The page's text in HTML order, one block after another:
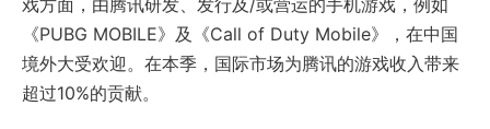
戏方面，由腾讯研发、发行及/或营运的手机游戏，例如
《PUBG MOBILE》及《Call of Duty Mobile》，在中国
境外大受欢迎。在本季，国际市场为腾讯的游戏收入带来
超过10%的贡献。